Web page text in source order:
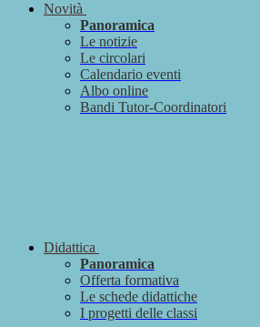
Novità
Panoramica
Le notizie
Le circolari
Calendario eventi
Albo online
Bandi Tutor-Coordinatori
Didattica
Panoramica
Offerta formativa
Le schede didattiche
I progetti delle classi